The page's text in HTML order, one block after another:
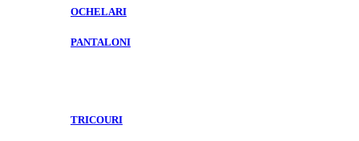
OCHELARI
PANTALONI
TRICOURI